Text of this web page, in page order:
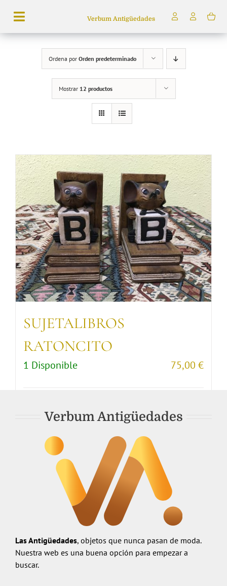
contenido
Toggle
Navigation
productos
Quiénes somos
Verbum Antigüedades
Ordena por Orden predeterminado
Mostrar 12 productos
SUJETALIBROS
RATONCITO
1 Disponible 75,00 €
Verbum Antigüedades
Las Antigüedades, objetos que nunca pasan de moda.
Nuestra web es una buena opción para empezar a
buscar.